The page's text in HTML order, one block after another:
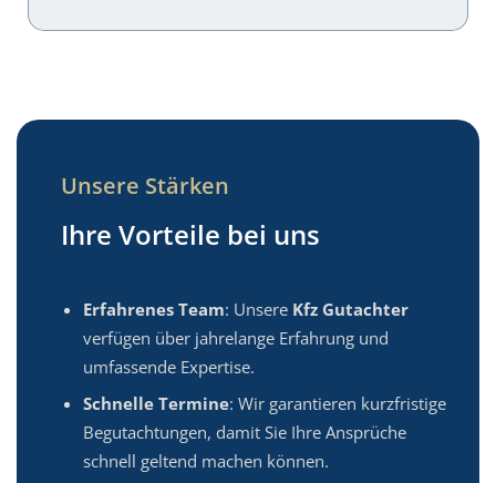
Unsere Stärken
Ihre Vorteile bei uns
Erfahrenes Team: Unsere Kfz Gutachter
verfügen über jahrelange Erfahrung und
umfassende Expertise.
Schnelle Termine: Wir garantieren kurzfristige
Begutachtungen, damit Sie Ihre Ansprüche
schnell geltend machen können.